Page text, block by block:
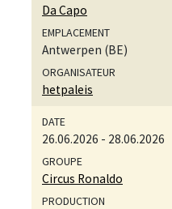
Da Capo
Antwerpen (BE)
hetpaleis
26.06.2026 - 28.06.2026
Circus Ronaldo